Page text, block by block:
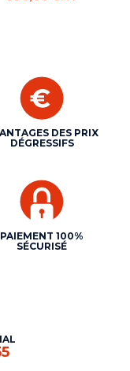
DES PRIX
DÉGRESSIFS
PAIEMENT 100%
SÉCURISÉ